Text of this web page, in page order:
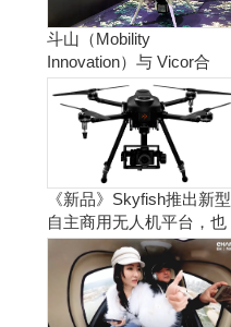
斗山（Mobility
Innovation）与 Vicor合
作。实现商用氢燃料电池
无人机
《新品》Skyfish推出新型
自主商用无人机平台，也
可搭载Sony Alpha相机